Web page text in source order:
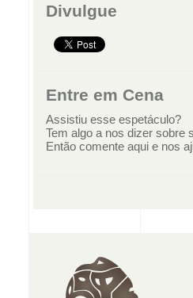
Divulgue
Entre em Cena
Assistiu esse espetáculo?
Tem algo a nos dizer sobre
Então comente aqui e nos